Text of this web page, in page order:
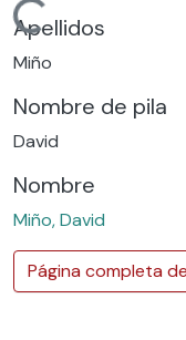
Cargando...
Apellidos
Miño
Nombre de pila
David
Nombre
Miño, David
Página completa